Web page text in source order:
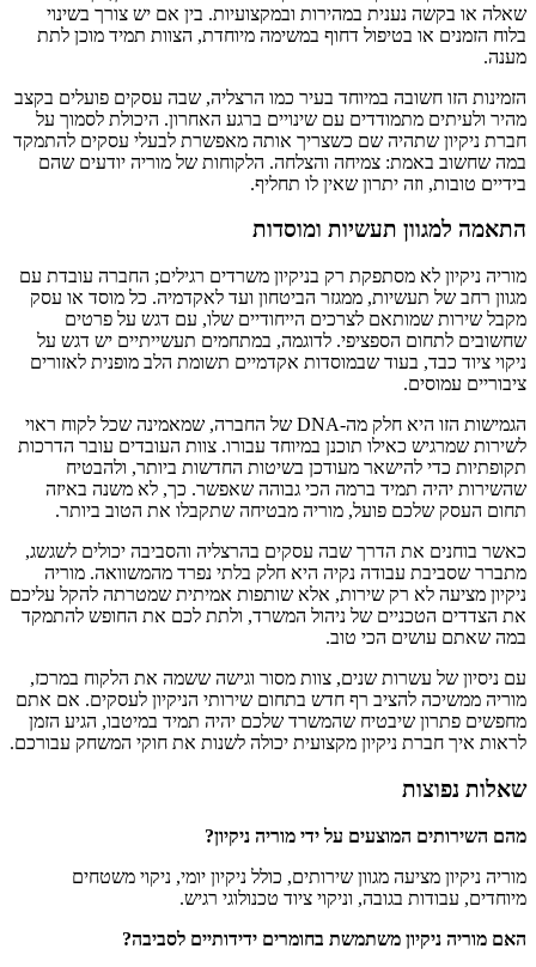
שאלה או בקשה נענית במהירות ובמקצועיות. בין אם יש צורך בשינוי
בלוח הזמנים או בטיפול דחוף במשימה מיוחדת, הצוות תמיד מוכן לתת
מענה.
הזמינות הזו חשובה במיוחד בעיר כמו הרצליה, שבה עסקים פועלים בקצב
מהיר ולעיתים מתמודדים עם שינויים ברגע האחרון. היכולת לסמוך על
חברת ניקיון שתהיה שם כשצריך אותה מאפשרת לבעלי עסקים להתמקד
במה שחשוב באמת: צמיחה והצלחה. הלקוחות של מוריה יודעים שהם
בידיים טובות, וזה יתרון שאין לו תחליף.
התאמה למגוון תעשיות ומוסדות
מוריה ניקיון לא מסתפקת רק בניקיון משרדים רגילים; החברה עובדת עם
מגוון רחב של תעשיות, ממגזר הביטחון ועד לאקדמיה. כל מוסד או עסק
מקבל שירות שמותאם לצרכים הייחודיים שלו, עם דגש על פרטים
שחשובים לתחום הספציפי. לדוגמה, במתחמים תעשייתיים יש דגש על
ניקוי ציוד כבד, בעוד שבמוסדות אקדמיים תשומת הלב מופנית לאזורים
ציבוריים עמוסים.
הגמישות הזו היא חלק מה-DNA של החברה, שמאמינה שכל לקוח ראוי
לשירות שמרגיש כאילו תוכנן במיוחד עבורו. צוות העובדים עובר הדרכות
תקופתיות כדי להישאר מעודכן בשיטות החדשות ביותר, ולהבטיח
שהשירות יהיה תמיד ברמה הכי גבוהה שאפשר. כך, לא משנה באיזה
תחום העסק שלכם פועל, מוריה מבטיחה שתקבלו את הטוב ביותר.
כאשר בוחנים את הדרך שבה עסקים בהרצליה והסביבה יכולים לשגשג,
מתברר שסביבת עבודה נקיה היא חלק בלתי נפרד מהמשוואה. מוריה
ניקיון מציעה לא רק שירות, אלא שותפות אמיתית שמטרתה להקל עליכם
את הצדדים הטכניים של ניהול המשרד, ולתת לכם את החופש להתמקד
במה שאתם עושים הכי טוב.
עם ניסיון של עשרות שנים, צוות מסור וגישה ששמה את הלקוח במרכז,
מוריה ממשיכה להציב רף חדש בתחום שירותי הניקיון לעסקים. אם אתם
מחפשים פתרון שיבטיח שהמשרד שלכם יהיה תמיד במיטבו, הגיע הזמן
לראות איך חברת ניקיון מקצועית יכולה לשנות את חוקי המשחק עבורכם.
שאלות נפוצות
מהם השירותים המוצעים על ידי מוריה ניקיון?
מוריה ניקיון מציעה מגוון שירותים, כולל ניקיון יומי, ניקוי משטחים
מיוחדים, עבודות בגובה, וניקוי ציוד טכנולוגי רגיש.
האם מוריה ניקיון משתמשת בחומרים ידידותיים לסביבה?